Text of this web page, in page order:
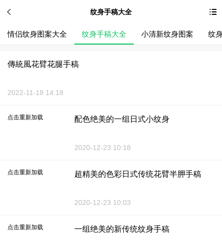
纹身手稿大全
情侣纹身图案大全 纹身手稿大全 小清新纹身图案 纹
傳統風花臂花腿手稿
2022-11-18 14:18
点击重新加载 配色绝美的一组日式小纹身
2020-12-23 10:18
点击重新加载 超精美的色彩日式传统花臂半胛手稿
2020-12-23 10:03
点击重新加载 一组绝美的新传统纹身手稿